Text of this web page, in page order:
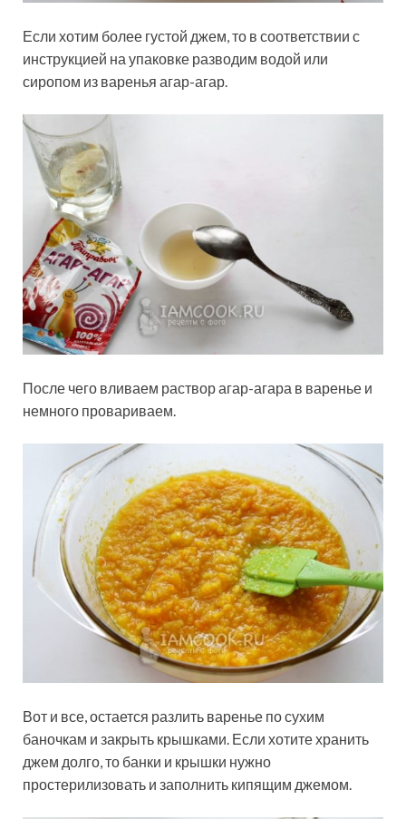
Если хотим более густой джем, то в соответствии с
инструкцией на упаковке разводим водой или
сиропом из варенья агар-агар.
После чего вливаем раствор агар-агара в варенье и
немного провариваем.
Вот и все, остается разлить варенье по сухим
баночкам и закрыть крышками. Если хотите хранить
джем долго, то банки и крышки нужно
простерилизовать и заполнить кипящим джемом.